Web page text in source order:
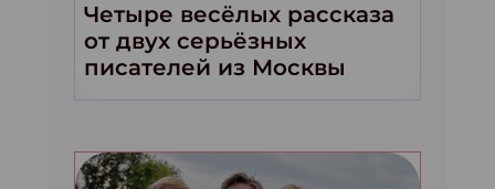
Четыре весёлых рассказа
от двух серьёзных
писателей из Москвы